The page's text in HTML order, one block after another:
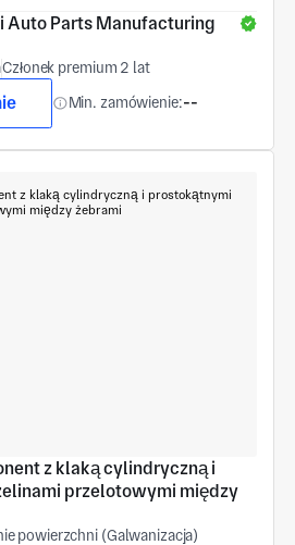
Auto Parts Manufacturing
Członek premium 2 lat
Min. zamówienie:--
z klaką cylindryczną i
przelotowymi między
powierzchni (Galwanizacja)